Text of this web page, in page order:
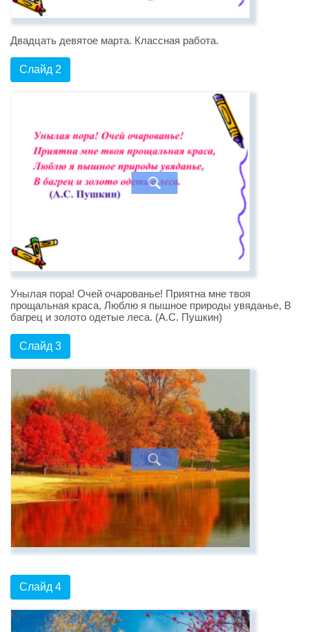
Двадцать девятое марта. Классная работа.
Слайд 2
Унылая пора! Очей очарованье! Приятна мне твоя
прощальная краса, Люблю я пышное природы увяданье, В
багрец и золото одетые леса. (А.С. Пушкин)
Слайд 3
Слайд 4